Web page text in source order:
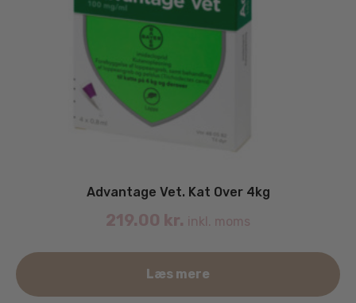
Advantage Vet. Kat Over 4kg
219.00 kr. inkl. moms
Læs mere